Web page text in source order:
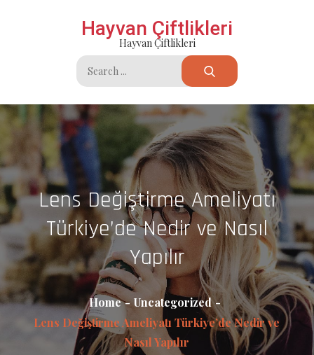
Hayvan Çiftlikleri
Hayvan Çiftlikleri
Search
for:
Lens Değiştirme Ameliyatı
Türkiye’de Nedir ve Nasıl
Yapılır
Home
Uncategorized
Lens Değiştirme Ameliyatı Türkiye’de Nedir ve
Nasıl Yapılır